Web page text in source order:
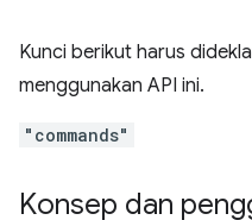
Kunci berikut harus
menggunakan API ini.
"commands"
Konsep dan